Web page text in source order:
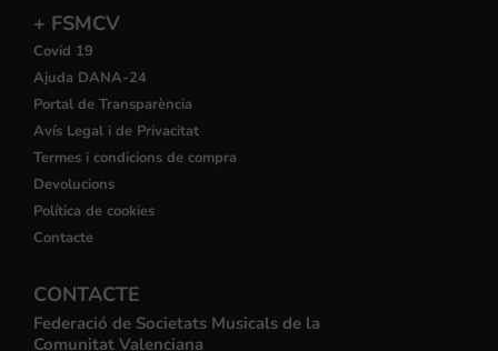
+ FSMCV
Covid 19
Ajuda DANA-24
Portal de Transparència
Avís Legal i de Privacitat
Termes i condicions de compra
Devolucions
Política de cookies
Contacte
CONTACTE
Federació de Societats Musicals de la
Comunitat Valenciana